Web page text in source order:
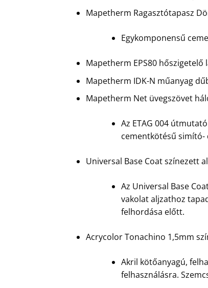
Mapetherm Ragasztótapasz
Egykomponensű
Mapetherm EPS80
Mapetherm IDK-N műanyag
Mapetherm Net üvegszövet
Az ETAG 004
cementkötésű simító-
Universal Base Coat színezett
Az Universal Base
vakolat aljzathoz
felhordása előtt.
Acrycolor Tonachino 1,5mm
Akril kötőanyagú,
felhasználásra.